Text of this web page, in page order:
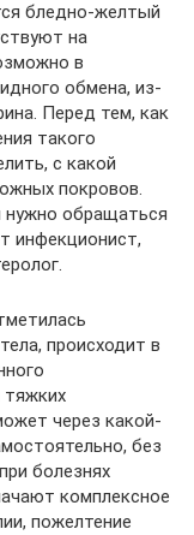
бледно-желтый
на
в
обмена, из-
Перед тем, как
такого
с какой
покровов.
обращаться
инфекционист,
происходит в
тяжких
через какой-
без
болезнях
комплексное
пожелтение